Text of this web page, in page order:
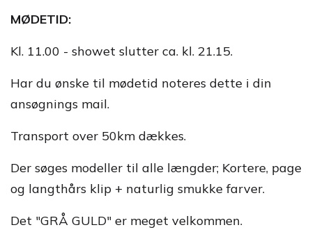
MØDETID:
Kl. 11.00 - showet slutter ca. kl. 21.15.
Har du ønske til mødetid noteres dette i din
ansøgnings mail.
Transport over 50km dækkes.
Der søges modeller til alle længder; Kortere, page
og langthårs klip + naturlig smukke farver.
Det "GRÅ GULD" er meget velkommen.